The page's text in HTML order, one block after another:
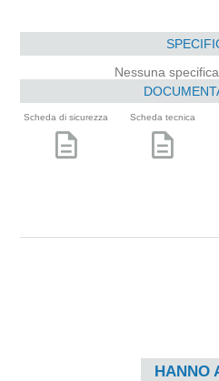
Nessuna
Scheda di sicurezza
description
Scheda tecnica
description
HANNO